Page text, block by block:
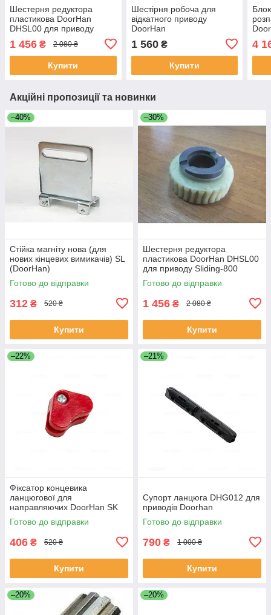
Шестерня редуктора
пластикова DoorHan
DHSL00 для приводу
1 456 ₴ 2 080 ₴
Купити
Шестірня робоча для
відкатного приводу
DoorHan
1 560₴
Купити
4
Акційні пропозиції та новинки
–40%
Стійка магніту нова (для
нових кінцевих вимикачів) SL
(DoorHan)
Готово до відправки
312 ₴ 520 ₴
Купити
–30%
Шестерня редуктора
пластикова DoorHan DHSL00
для приводу Sliding-800
Готово до відправки
1 456 ₴ 2 080 ₴
Купити
–22%
Фіксатор концевика
ланцюгової для
направляючих DoorHan SK
Готово до відправки
406 ₴ 520 ₴
Купити
–21%
Супорт ланцюга DHG012 для
приводів Doorhan
Готово до відправки
790 ₴ 1 000 ₴
Купити
–20% –20%